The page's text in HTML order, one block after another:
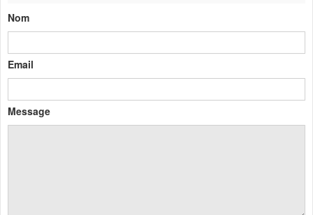
Nom
Email
Message